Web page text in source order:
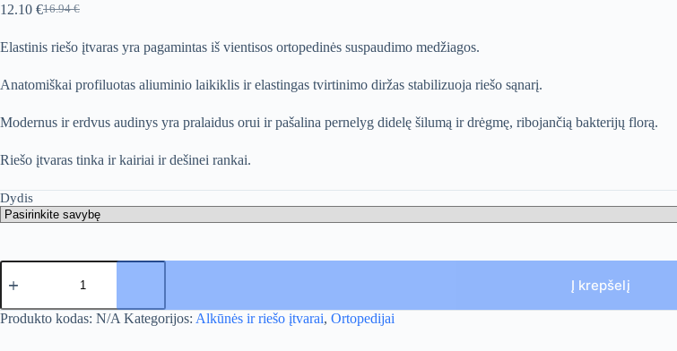
16.94€
Original
was:
12.10 €Current
is:
Elastinis riešo įtvaras yra pagamintas iš vientisos ortopedinės suspaudimo medžiagos.
Anatomiškai profiluotas aliuminio laikiklis ir elastingas tvirtinimo diržas stabilizuoja riešo sąnarį.
Modernus ir erdvus audinys yra pralaidus orui ir pašalina pernelyg didelę šilumą ir drėgmę, ribojančią bakterijų florą.
Riešo įtvaras tinka ir kairiai ir dešinei rankai.
Dydis
produkto
kiekis:
įtvaras
Į krepšelį
A
Produkto kodas: N/A Kategorijos: Alkūnės ir riešo įtvarai, Ortopedijai